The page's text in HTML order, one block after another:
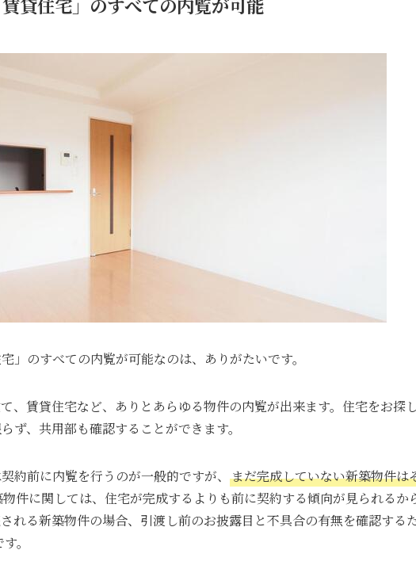
」のすべての内覧が可能なのは、ありがたいです。
、賃貸住宅など、ありとあらゆる物件の内覧が出来ます。住宅をお探
ず、共用部も確認することができます。
約前に内覧を行うのが一般的ですが、 まだ完成していない新築物件は
件に関しては、住宅が完成するよりも前に契約する傾向が見られるか
れる新築物件の場合、引渡し前のお披露目と不具合の有無を確認するた
。